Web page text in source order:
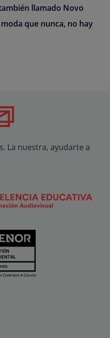
llamado Novo
que nunca, no hay
La nuestra, ayudarte a